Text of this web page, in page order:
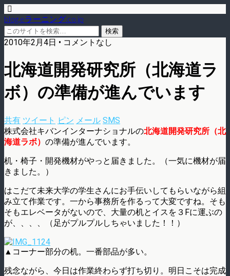
blog.eラーニング.co.jp
2010年2月4日 • コメントなし
北海道開発研究所（北海道ラ
ボ）の準備が進んでいます
共有 ツイート ピン メール SMS
株式会社キバンインターナショナルの北海道開発研究所（北
海道ラボ） の準備が進んでいます。
机・椅子・開発機材がやっと届きました。（一気に機材が届
きました。）
はこだて未来大学の学生さんにお手伝いしてもらいながら組
み立て作業です。一から事務所を作るって大変ですね。そも
そもエレベータがないので、大量の机とイスを３Fに運ぶの
が、、、、（足がプルプルしちゃいました！！）
▲コーナー部分の机。一番部品が多い。
残念ながら、今日は作業終わらず打ち切り。明日こそは完成